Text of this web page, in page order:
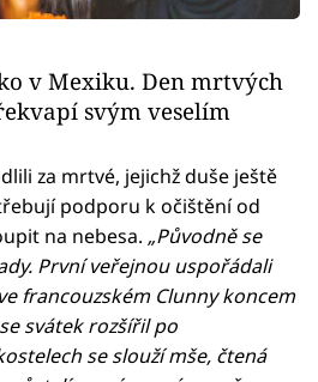
v Mexiku. Den mrtvých
svým veselím
za mrtvé, jejichž duše ještě
podporu k očištění od
na nebesa. „Původně se
První veřejnou uspořádali
francouzském Clunny koncem
svátek rozšířil po
se slouží mše, čtená